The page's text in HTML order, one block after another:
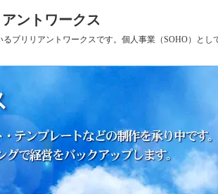
ントワークス
ブリリアントワークスです。個人事業（SOHO）と